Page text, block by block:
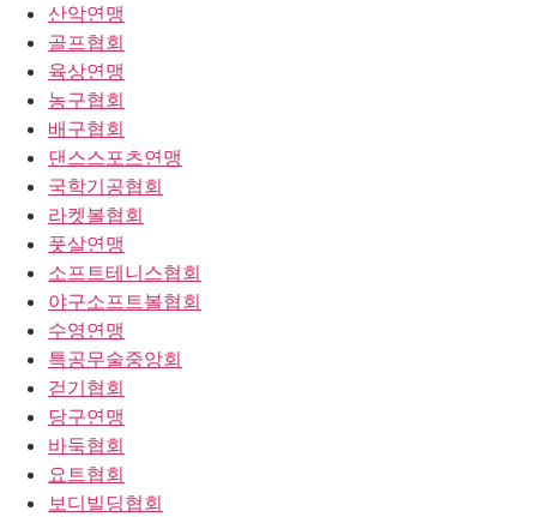
산악연맹
골프협회
육상연맹
농구협회
배구협회
댄스스포츠연맹
국학기공협회
라켓볼협회
풋살연맹
소프트테니스협회
야구소프트볼협회
수영연맹
특공무술중앙회
걷기협회
당구연맹
바둑협회
요트협회
보디빌딩협회